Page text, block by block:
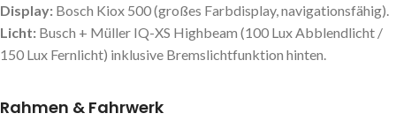
Display: Bosch Kiox 500 (großes Farbdisplay, navigationsfähig).
Licht: Busch + Müller IQ-XS Highbeam (100 Lux Abblendlicht /
150 Lux Fernlicht) inklusive Bremslichtfunktion hinten.
Rahmen & Fahrwerk